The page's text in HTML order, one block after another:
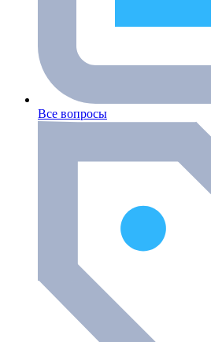
Все вопросы